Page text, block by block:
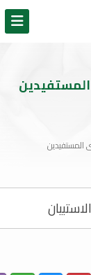
المستفيدين